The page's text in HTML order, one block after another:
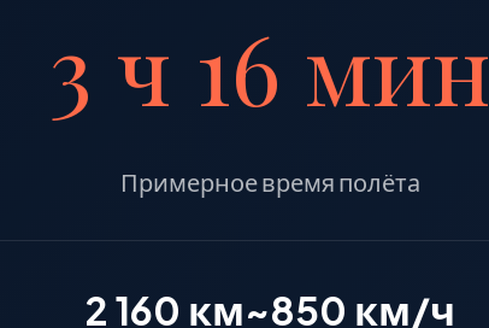
3 ч 16 мин
Примерное время полёта
2 160 км~850 км/ч